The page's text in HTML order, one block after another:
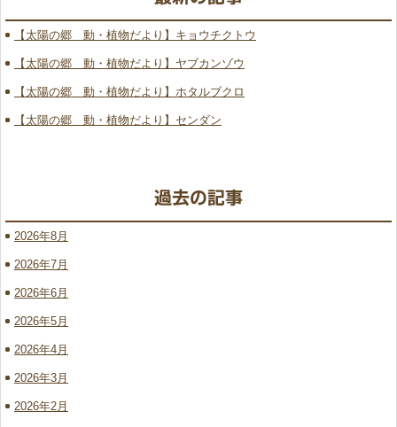
【太陽の郷 動・植物だより】キョウチクトウ
【太陽の郷 動・植物だより】ヤブカンゾウ
【太陽の郷 動・植物だより】ホタルブクロ
【太陽の郷 動・植物だより】センダン
2026年8月
2026年7月
2026年6月
2026年5月
2026年4月
2026年3月
2026年2月